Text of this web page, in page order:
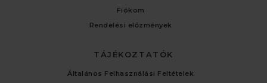
Fiókom
Rendelési előzmények
TÁJÉKOZTATÓK
Általános Felhasználási Feltételek